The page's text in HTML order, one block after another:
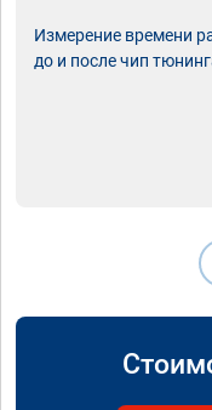
Измерение времени
до и после чип